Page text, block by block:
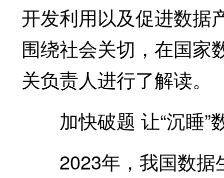
开发利用以及促进数据
围绕社会关切，在国家
关负责人进行了解读。
加快破题 让“沉睡”
2023年，我国数据